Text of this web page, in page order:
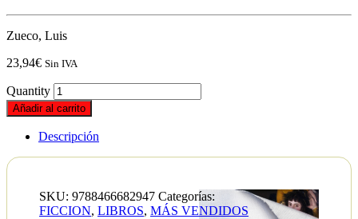
Zueco, Luis
23,94€ Sin IVA
Quantity
Añadir al carrito
Descripción
SKU: 9788466682947 Categorías:
FICCION, LIBROS, MÁS VENDIDOS